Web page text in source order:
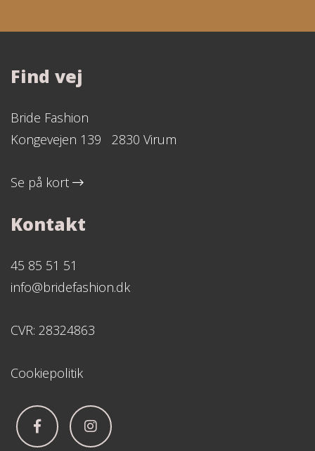
Find vej
Bride Fashion
Kongevejen 139 2830 Virum
Se på kort
Kontakt
45 85 51 51
info@bridefashion.dk
CVR: 28324863
Cookiepolitik